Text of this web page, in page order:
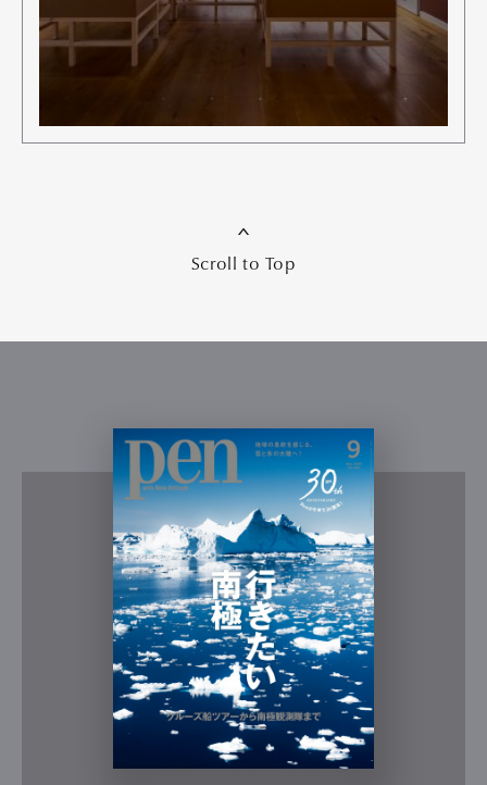
Scroll to Top